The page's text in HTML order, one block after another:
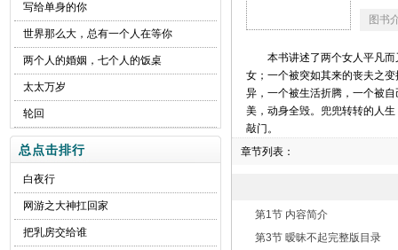
写给单身的你
世界那么大，总有一个人在等你
两个人的婚姻，七个人的饭桌
太太万岁
轮回
总点击排行
白夜行
网游之大神扛回家
把乳房交给谁
图书
本书讲述了两个女人平凡
女；一个被突如其来的丧夫之
异，一个被生活折腾，一个被
美，动身全毁。兜兜转转的人
敲门。
章节列表：
第1节 内容简介
第3节 暧昧不起完整版目录